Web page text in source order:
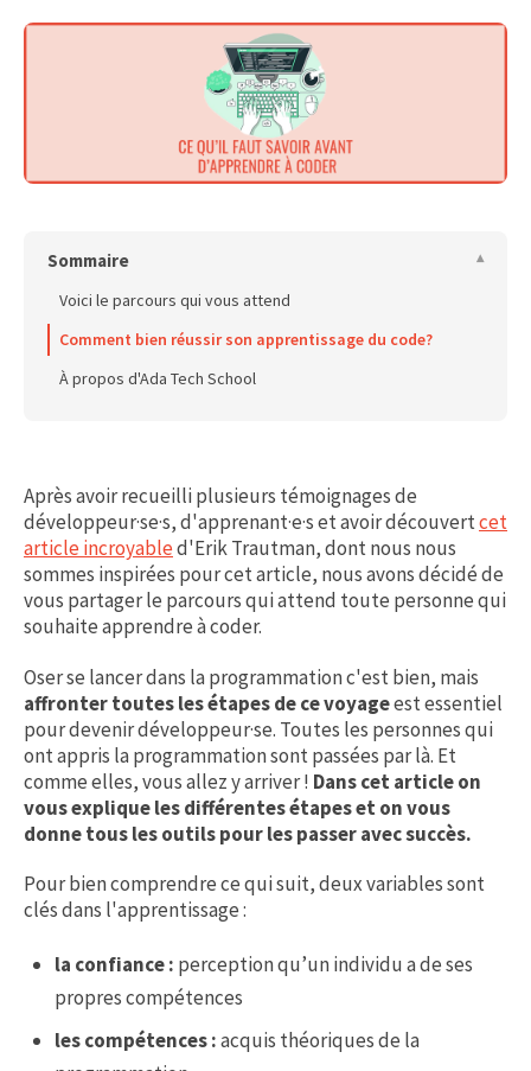
Sommaire
Voici le parcours qui vous attend
Comment bien réussir son apprentissage du code?
À propos d'Ada Tech School
Après avoir recueilli plusieurs témoignages de
développeur·se·s, d'apprenant·e·s et avoir découvertcet
article incroyabled'Erik Trautman, dont nous nous
sommes inspirées pour cet article, nous avons décidé de
vous partager le parcours qui attend toute personne qui
souhaite apprendre à coder.
Oser se lancer dans la programmation c'est bien, mais
affronter toutes les étapes de ce voyageest essentiel
pour devenir développeur·se. Toutes les personnes qui
ont appris la programmation sont passées par là. Et
comme elles, vous allez y arriver ! Dans cet article on
vous explique les différentes étapes et on vous
donne tous les outils pour les passer avec succès.
Pour bien comprendre ce qui suit, deux variables sont
clés dans l'apprentissage :
la confiance : perception qu’un individu a de ses
propres compétences
les compétences :acquis théoriques de la